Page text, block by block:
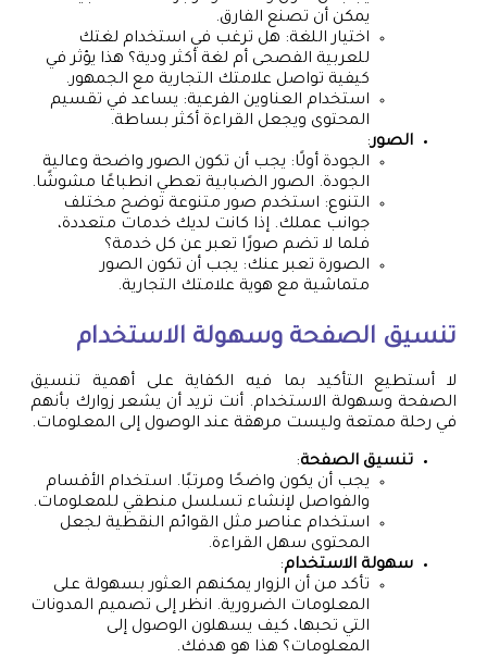
يمكن أن تصنع الفارق.
اختيار اللغة: هل ترغب في استخدام لغتك
للعربية الفصحى أم لغة أكثر ودية؟ هذا يؤثر في
كيفية تواصل علامتك التجارية مع الجمهور.
استخدام العناوين الفرعية: يساعد في تقسيم
المحتوى ويجعل القراءة أكثر بساطة.
الصور:
الجودة أولًا: يجب أن تكون الصور واضحة وعالية
الجودة. الصور الضبابية تعطي انطباعًا مشوشًا.
التنوع: استخدم صور متنوعة توضح مختلف
جوانب عملك. إذا كانت لديك خدمات متعددة،
فلما لا تضم صورًا تعبر عن كل خدمة؟
الصورة تعبر عنك: يجب أن تكون الصور
متماشية مع هوية علامتك التجارية.
تنسيق الصفحة وسهولة الاستخدام
لا أستطيع التأكيد بما فيه الكفاية على أهمية تنسيق
الصفحة وسهولة الاستخدام. أنت تريد أن يشعر زوارك بأنهم
في رحلة ممتعة وليست مرهقة عند الوصول إلى المعلومات.
تنسيق الصفحة:
يجب أن يكون واضحًا ومرتبًا. استخدام الأقسام
والفواصل لإنشاء تسلسل منطقي للمعلومات.
استخدام عناصر مثل القوائم النقطية لجعل
المحتوى سهل القراءة.
سهولة الاستخدام:
تأكد من أن الزوار يمكنهم العثور بسهولة على
المعلومات الضرورية. انظر إلى تصميم المدونات
التي تحبها، كيف يسهلون الوصول إلى
المعلومات؟ هذا هو هدفك.